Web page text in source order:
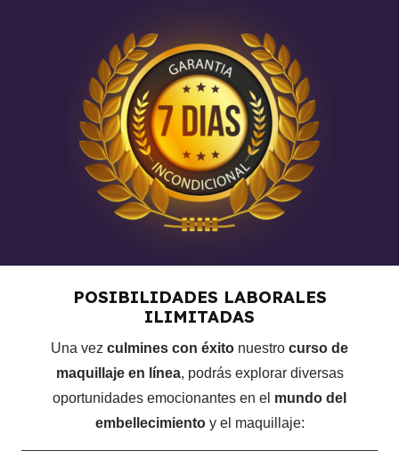
POSIBILIDADES LABORALES
ILIMITADAS
Una vez culmines con éxito nuestro curso de
maquillaje en línea, podrás explorar diversas
oportunidades emocionantes en el mundo del
embellecimientoy el maquillaje: